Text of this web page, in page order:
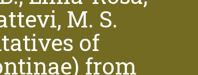
M. S.
of
from